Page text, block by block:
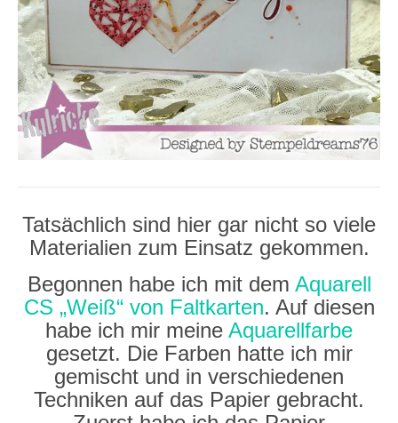
Tatsächlich sind hier gar nicht so viele
Materialien zum Einsatz gekommen.
Begonnen habe ich mit dem Aquarell
CS „Weiß“ von Faltkarten. Auf diesen
habe ich mir meine Aquarellfarbe
gesetzt. Die Farben hatte ich mir
gemischt und in verschiedenen
Techniken auf das Papier gebracht.